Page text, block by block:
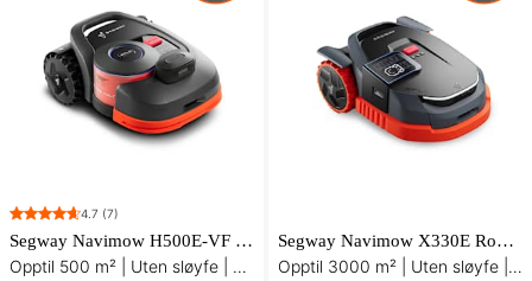
4.7 (7)
Segway Navimow H500E-VF Robotgressklipper
Opptil 500 m² | Uten sløyfe | Med nøyaktig posisjonering
Segway Navimow X330E Robotgressklipper
Opptil 3000 m² | Uten sløyfe | Med smart appstyring